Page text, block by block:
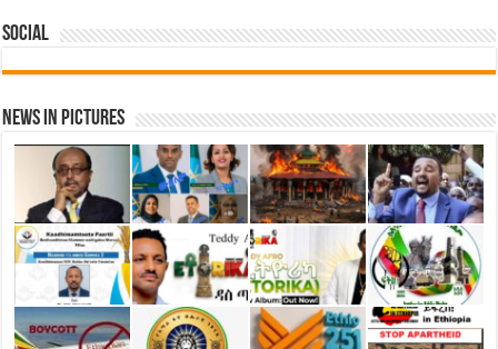
Social
News in Pictures